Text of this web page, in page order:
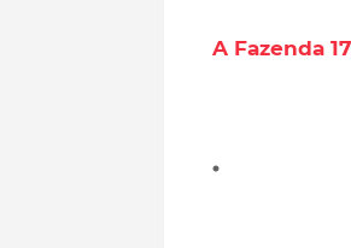
A Fazenda